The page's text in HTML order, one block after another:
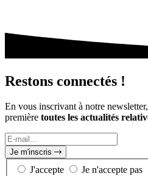
Restons connectés !
En vous inscrivant à notre
première toutes les actualités
E-
mail...
Je m'inscris
J'accepte Je n'accepte pas